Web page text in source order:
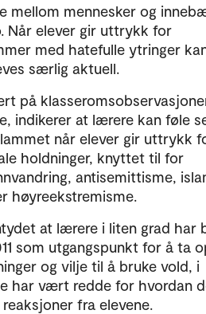
mellom mennesker og
Når elever gir uttrykk for
med hatefulle ytringer
særlig aktuell.
på
indikerer at lærere kan føle
når elever gir uttrykk
holdninger, knyttet til for
antisemittisme,
høyreekstremisme.
at lærere i liten grad har
som utgangspunkt for å ta
og vilje til å bruke vold, i
har vært redde for hvordan
fra elevene.